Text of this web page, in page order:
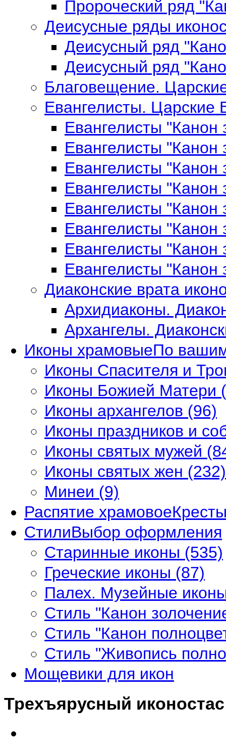
Пророческий ряд
Деисусные ряды
Деисусный ряд
Деисусный ряд
Благовещение.
Евангелисты. Царские
Евангелисты "Канон
Евангелисты "Канон
Евангелисты "Канон
Евангелисты "Канон
Евангелисты "Канон
Евангелисты "Канон
Евангелисты "Канон
Евангелисты "Канон
Диаконские врата
Архидиаконы.
Архангелы.
Иконы храмовыеПо
Иконы Спасителя и
Иконы Божией Матери
Иконы архангелов (96)
Иконы праздников и
Иконы святых мужей
Иконы святых жен (232)
Минеи (9)
Распятие храмовое
СтилиВыбор оформления
Старинные иконы (535)
Греческие иконы (87)
Палех. Музейные
Стиль "Канон
Стиль "Канон
Стиль "Живопись
Мощевики для икон
Трехъярусный